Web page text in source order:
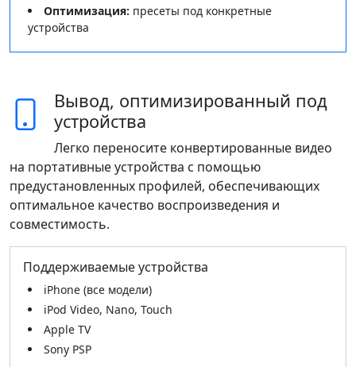
Оптимизация: пресеты под конкретные
устройства
Вывод, оптимизированный под
устройства
Легко переносите конвертированные видео
на портативные устройства с помощью
предустановленных профилей, обеспечивающих
оптимальное качество воспроизведения и
совместимость.
Поддерживаемые устройства
iPhone (все модели)
iPod Video, Nano, Touch
Apple TV
Sony PSP